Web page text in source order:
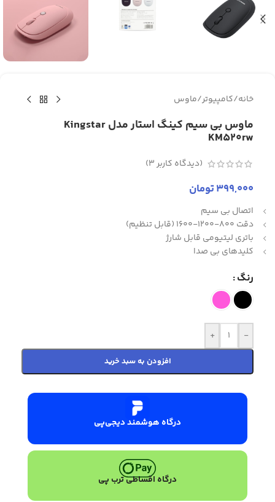
خانه/کامپیوتر/ماوس
ماوس بی سیم کینگ استار مدل Kingstar
KM520rw
(دیدگاه کاربر3
)
399,000تومان
اتصال بی سیم
دقت 800-1200-1600 (قابل تنظیم)
باتری لیتیومی قابل شارژ
کلیدهای بی صدا
رنگ
-
+
افزودن به سبد خرید
درگاه هوشمند دیجی‌پی
درگاه اقساطی ترب پی